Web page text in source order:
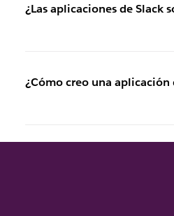
¿Las aplicaciones de Slack
¿Cómo creo una aplicación